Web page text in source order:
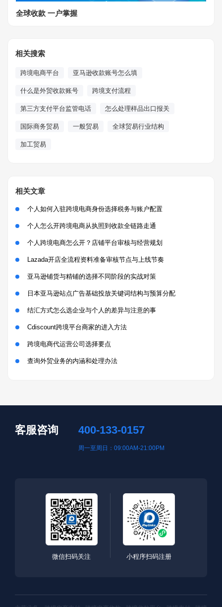
全球收款 一户掌握
相关搜索
跨境电商平台 亚马逊收款账号怎么填
什么是外贸收款账号 跨境支付流程
第三方支付平台监管电话 怎么处理样品出口报关
国际商务贸易 一般贸易 全球贸易行业结构
加工贸易
相关文章
个人如何入驻跨境电商身份选择税务与账户配置
个人怎么开跨境电商从执照到收款全链路走通
个人跨境电商怎么开？店铺平台审核与经营规划
Lazada开店全流程资料准备审核节点与上线节奏
亚马逊铺货与精铺的选择不同阶段的实战对策
日本亚马逊站点广告基础投放关键词结构与预算分配
结汇方式怎么选企业与个人的差异与注意的事
Cdiscount跨境平台商家的进入方法
跨境电商代运营公司选择要点
查询外贸业务的内涵和处理办法
客服咨询 400-133-0157
周一至周日：09:00AM-21:00PM
微信扫码关注 小程序扫码注册